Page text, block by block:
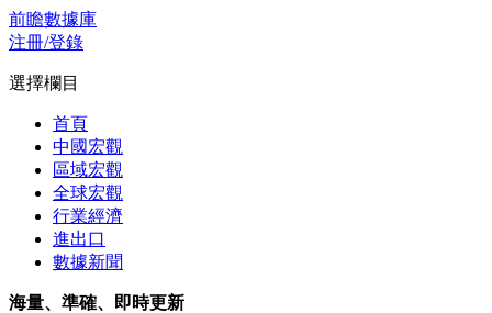
前瞻數據庫
注冊/登錄
選擇欄目
首頁
中國宏觀
區域宏觀
全球宏觀
行業經濟
進出口
數據新聞
海量、準確、即時更新